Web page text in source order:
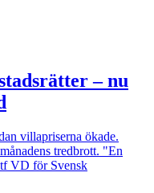
– nu
villapriserna ökade.
tredbrott. "En
VD för Svensk